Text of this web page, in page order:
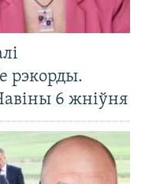
рэкорды.
6 жніўня